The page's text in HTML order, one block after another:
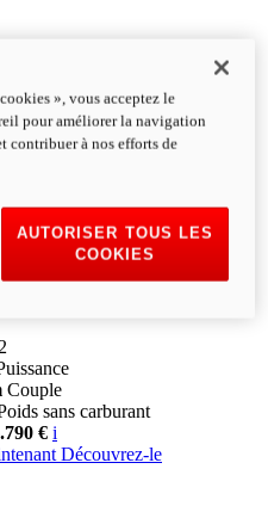
Couple
sans carburant
€ i
Découvrez-le
», vous acceptez le
pour améliorer la navigation
contribuer à nos efforts de
AUTORISER TOUS LES
COOKIES